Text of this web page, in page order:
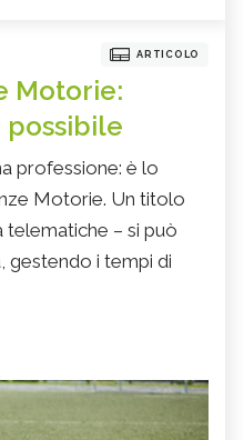
ARTICOLO
Motorie:
professione: è lo
Motorie. Un titolo
telematiche – si può
gestendo i tempi di